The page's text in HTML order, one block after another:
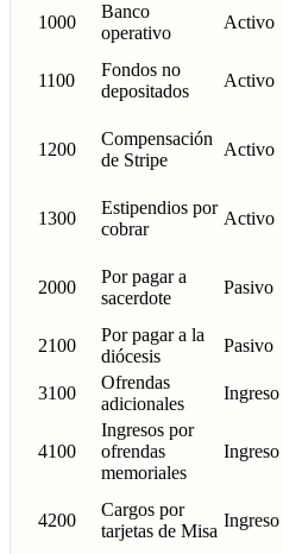
1000
Banco
operativo
Activo
1100
Fondos no
depositados
Activo
1200
Compensación
de Stripe
Activo
1300
Estipendios por
cobrar
Activo
2000
Por pagar a
sacerdote
Pasivo
2100
Por pagar a la
diócesis
Pasivo
3100
Ofrendas
adicionales
Ingreso
4100
Ingresos por
ofrendas
memoriales
Ingreso
4200
Cargos por
tarjetas de Misa
Ingreso